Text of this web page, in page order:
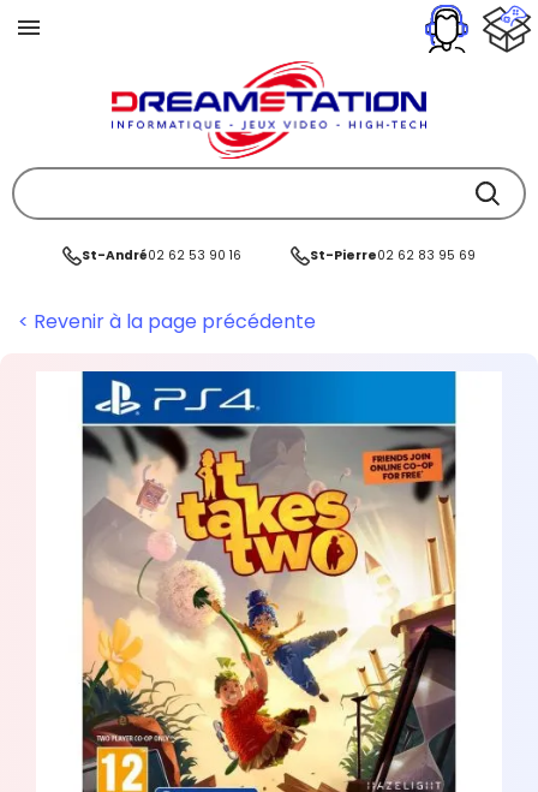
St-André02 62 53 90 16 St-Pierre02 62 83 95 69
< Revenir à la page précédente